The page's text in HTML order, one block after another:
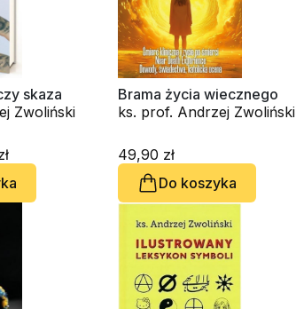
skaza
Zwoliński
Brama życia wiecznego
ks. prof. Andrzej Zwoliński
49,90 zł
Do koszyka